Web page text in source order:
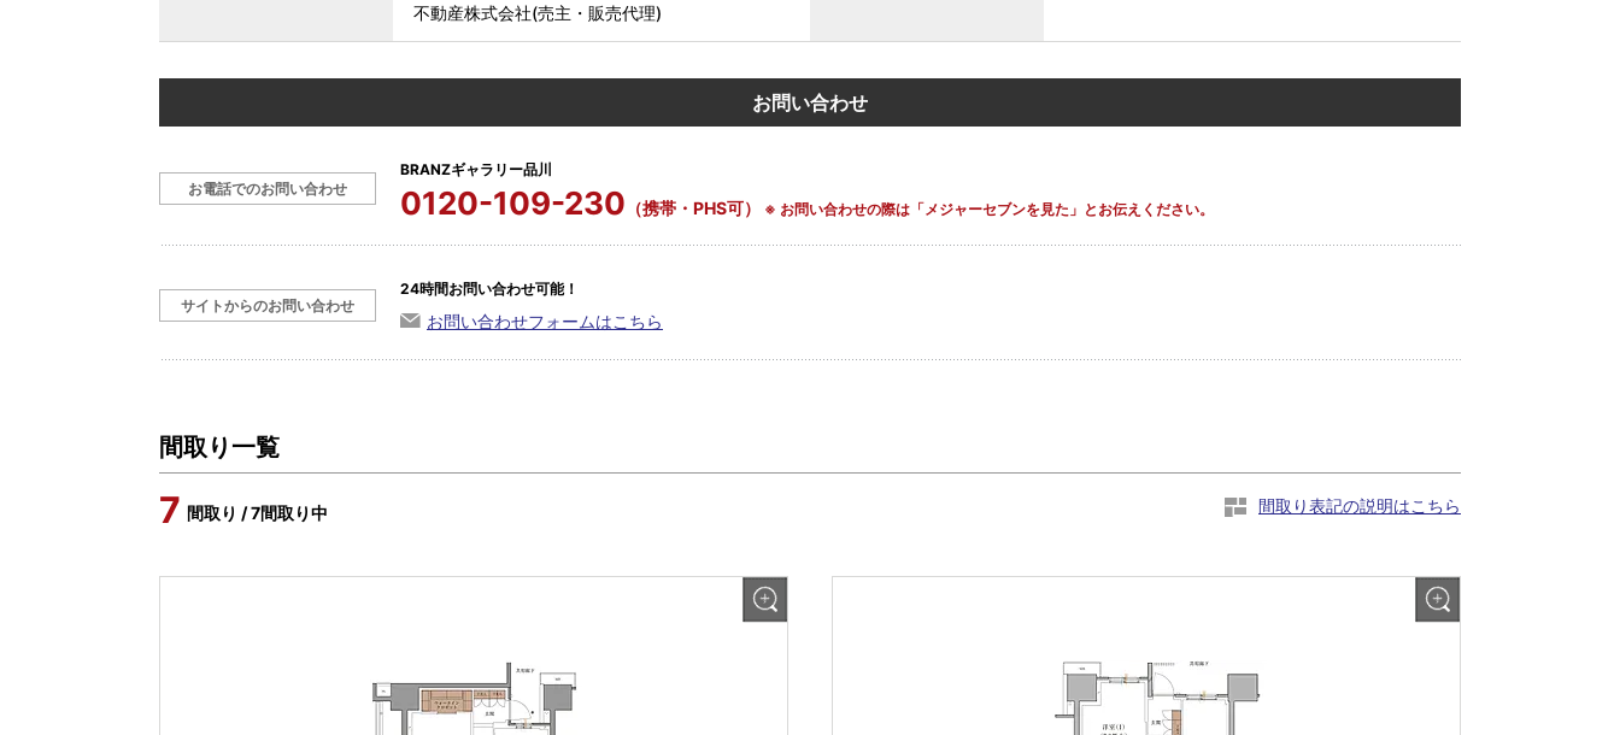
不動産株式会社(売主・販売代理)
お問い合わせ
お電話でのお問い合わせ
BRANZギャラリー品川
0120-109-230 （携帯・PHS可） ※ お問い合わせの際は「メジャーセブンを見た」とお伝えください。
サイトからのお問い合わせ
24時間お問い合わせ可能！
お問い合わせフォームはこちら
間取り一覧
7 間取り / 7間取り中 間取り表記の説明はこちら